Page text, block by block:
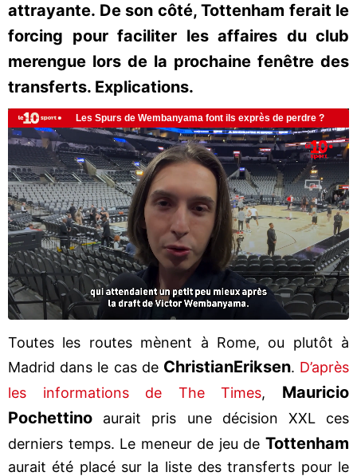
attrayante. De son côté, Tottenham ferait le
forcing pour faciliter les affaires du club
merengue lors de la prochaine fenêtre des
transferts. Explications.
Toutes les routes mènent à Rome, ou plutôt à
Madrid dans le cas de ChristianEriksen. D’après
les informations de The Times, Mauricio
Pochettino aurait pris une décision XXL ces
derniers temps. Le meneur de jeu de Tottenham
aurait été placé sur la liste des transferts pour le